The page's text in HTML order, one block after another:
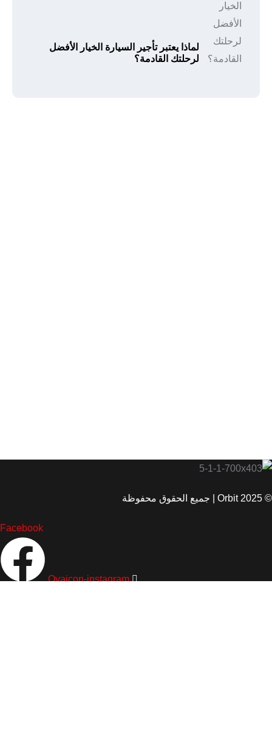
لماذا يعتبر تأجير السيارة الخيار الأفضل
لرحلتك القادمة؟
© 2025 Orbit | جميع الحقوق محفوظة
Ovaicon-instagram
Facebook